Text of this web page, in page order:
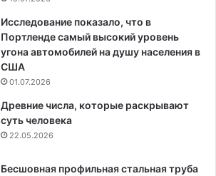
Исследование показало, что в
Портленде самый высокий уровень
угона автомобилей на душу населения в
США
01.07.2026
Древние числа, которые раскрывают
суть человека
22.05.2026
Бесшовная профильная стальная труба